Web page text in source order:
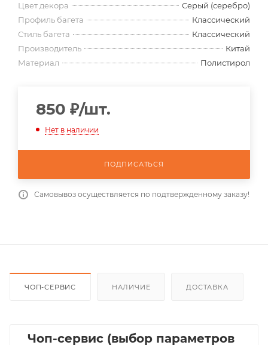
Цвет декора
Серый (серебро)
Профиль багета
Классический
Стиль багета
Классический
Производитель
Китай
Материал
Полистирол
850 ₽/шт.
Нет в наличии
ПОДПИСАТЬСЯ
Самовывоз осуществляется по подтвержденному заказу!
ЧОП-СЕРВИС НАЛИЧИЕ ДОСТАВКА
Чоп-сервис (выбор параметров